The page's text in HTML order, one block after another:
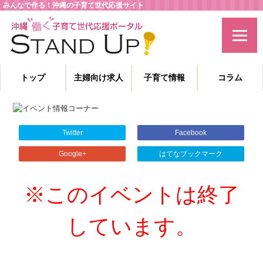
みんなで作る！沖縄の子育て世代応援サイト
主婦特化型の求人情報と、子育てや教育に役立つコラムを発信。
沖縄の子育て世代、働くママを応援します！
トップ 主婦向け求人 子育て情報 コラム
Twitter Facebook
Google+ はてなブックマーク
※このイベントは終了
しています。